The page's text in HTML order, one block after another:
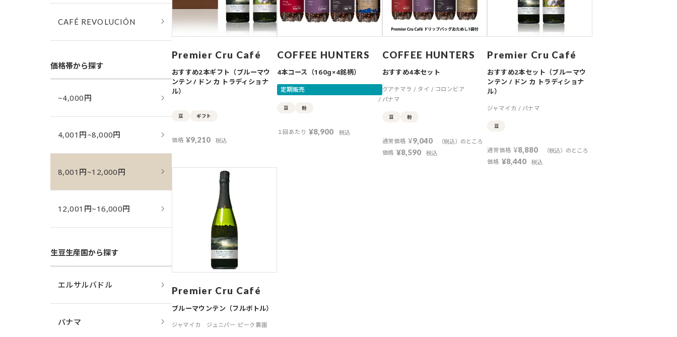
CAFÉ REVOLUCIÓN
価格帯から探す
~4,000円
4,001円~8,000円
8,001円~12,000円
12,001円~16,000円
生豆生産国から探す
エルサルバドル
パナマ
Premier Cru Café
おすすめ2本ギフト（ブルーマウ
ンテン / ドン カ トラディショナ
ル）
豆 ギフト
価格 ¥9,210 税込
COFFEE HUNTERS
4本コース（160g×4銘柄）
定期販売
豆 粉
１回あたり ¥8,900 税込
COFFEE HUNTERS
おすすめ4本セット
グアテマラ タイ
コロンビア
パナマ
豆 粉
通常価格 ¥9,040
（税込）のところ
価格 ¥8,590 税込
Premier Cru Café
おすすめ2本セット（ブルーマウ
ンテン / ドン カ トラディショナ
ル）
ジャマイカ パナマ
豆
通常価格 ¥8,880
（税込）のところ
価格 ¥8,440 税込
Premier Cru Café
ブルーマウンテン（フルボトル）
ジャマイカ ジュニパー ピーク農園